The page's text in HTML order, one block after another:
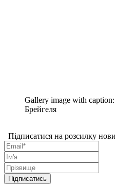
Gallery image with caption:
Брейгеля
Підписатися на розсилку